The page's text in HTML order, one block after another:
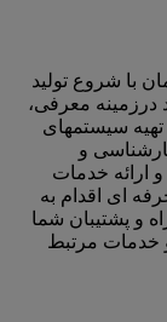
همزمان با شروع تولید
درزمینه معرفی،
سیستمهای
و
ارائه خدمات
ای اقدام به
و پشتیبان شما
و خدمات مرتبط